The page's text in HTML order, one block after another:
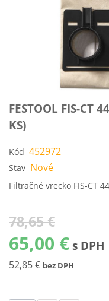
FESTOOL FIS-CT
KS)
Kód 452972
Stav Nové
Filtračné vrecko FIS-CT
78,65 €
65,00 € s DPH
52,85 € bez DPH